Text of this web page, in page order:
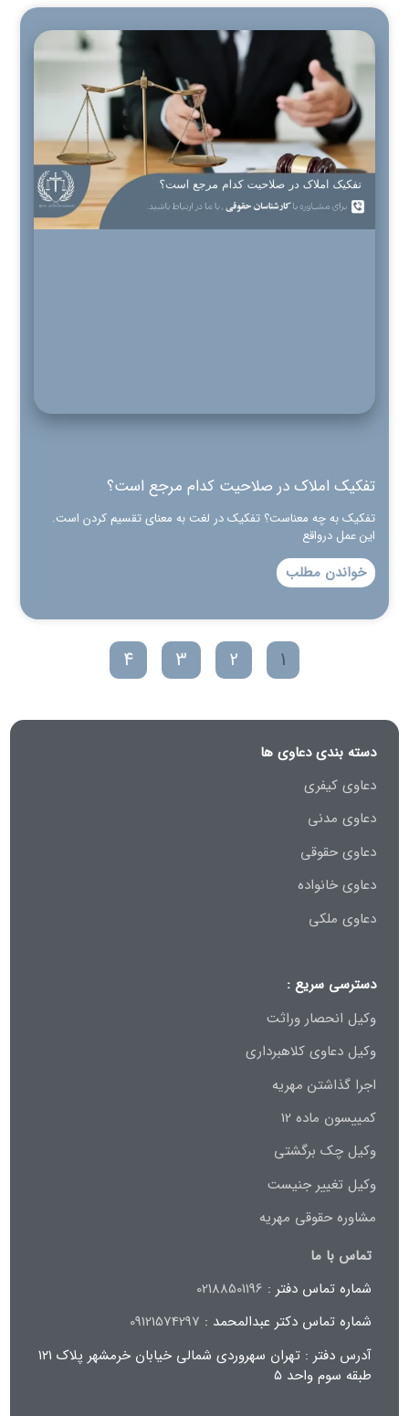
تفکیک املاک در صلاحیت کدام مرجع است؟
تفکیک به چه معناست؟ تفکیک در لغت به معنای تقسیم کردن است.
این عمل درواقع
خواندن مطلب
1
2
3
4
دسته بندی دعاوی ها
دعاوی کیفری
دعاوی مدنی
دعاوی حقوقی
دعاوی خانواده
دعاوی ملکی
دسترسی سریع :
وکیل انحصار وراثت
وکیل دعاوی کلاهبرداری
اجرا گذاشتن مهریه
کمییسون ماده 12
وکیل چک برگشتی
وکیل تغییر جنیست
مشاوره حقوقی مهریه
تماس با ما
شماره تماس دفتر : 02188501196
شماره تماس دکتر عبدالمحمد : 09121574297
آدرس دفتر : تهران سهروردی شمالی خیابان خرمشهر پلاک ۱۲۱
طبقه سوم واحد ۵